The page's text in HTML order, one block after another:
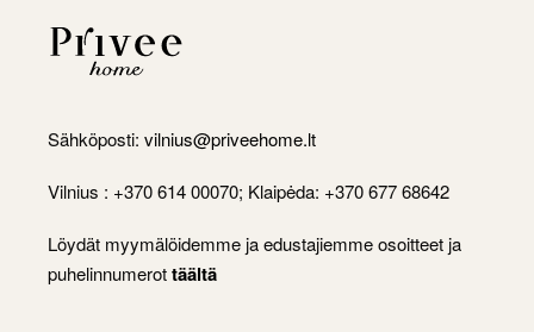
Sähköposti: vilnius@priveehome.lt
Vilnius : +370 614 00070; Klaipėda: +370 677 68642
Löydät myymälöidemme ja edustajiemme osoitteet ja
puhelinnumerottäältä